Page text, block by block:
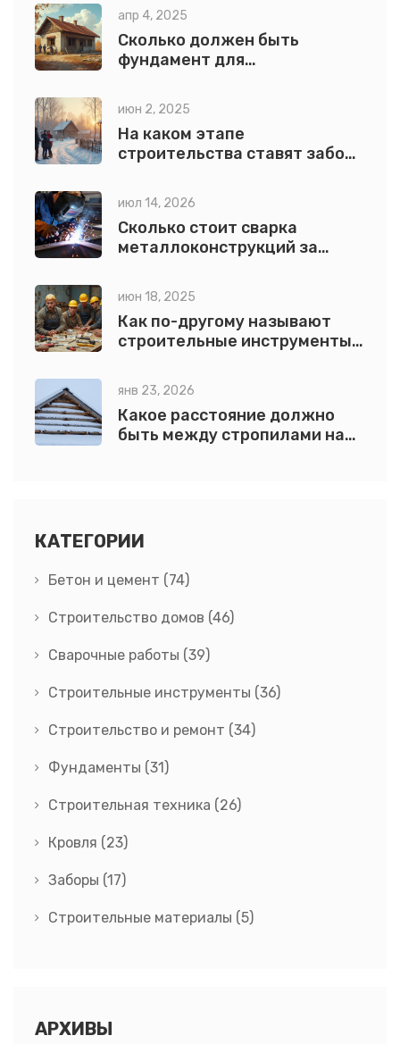
апр 4, 2025
Сколько должен быть
фундамент для
июн 2, 2025
На каком этапе
строительства ставят забор:
июл 14, 2026
Сколько стоит сварка
металлоконструкций за
нюансы
июн 18, 2025
Как по-другому называют
строительные инструменты:
янв 23, 2026
Какое расстояние должно
быть между стропилами на
КАТЕГОРИИ
Бетон и цемент (74)
Строительство домов (46)
Сварочные работы (39)
Строительные инструменты (36)
Строительство и ремонт (34)
Фундаменты (31)
Строительная техника (26)
Кровля (23)
Заборы (17)
Строительные материалы (5)
АРХИВЫ